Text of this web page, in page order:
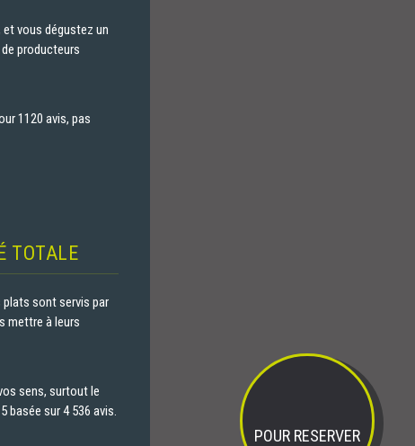
POUR RESERVER
vous dégustez un
producteurs
1120 avis, pas
TOTALE
plats sont servis par
mettre à leurs
sens, surtout le
basée sur 4 536 avis.